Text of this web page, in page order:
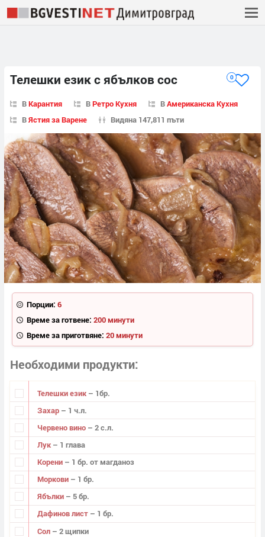
Телешки език с ябълков сос 0
ВКарантия ВРетро Кухня ВАмериканска Кухня
ВЯстия за Варене Видяна 147,811 пъти
Порции: 6
Време за готвене: 200 минути
Време за приготвяне: 20 минути
Необходими продукти
Телешки език – 1бр.
Захар – 1 ч.л.
Червено вино – 2 с.л.
Лук – 1 глава
Корени – 1 бр. от магданоз
Моркови – 1 бр.
Ябълки – 5 бр.
Дафинов лист – 1 бр.
Сол – 2 щипки